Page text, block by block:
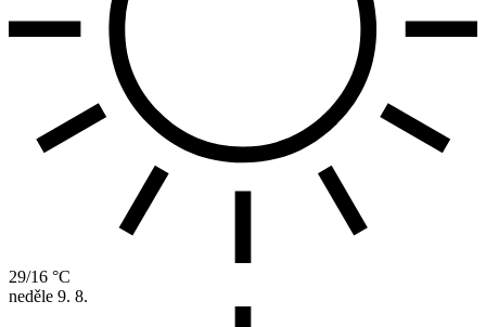
29/16 °C
neděle 9. 8.